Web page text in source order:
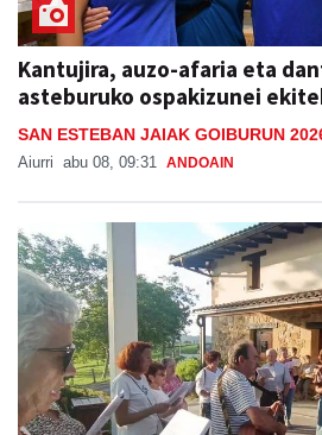
Kantujira, auzo-afaria eta
asteburuko ospakizunei
SAN ESTEBAN JAIAK GOIBURUN
Aiurri abu 08, 09:31 ANDOAIN